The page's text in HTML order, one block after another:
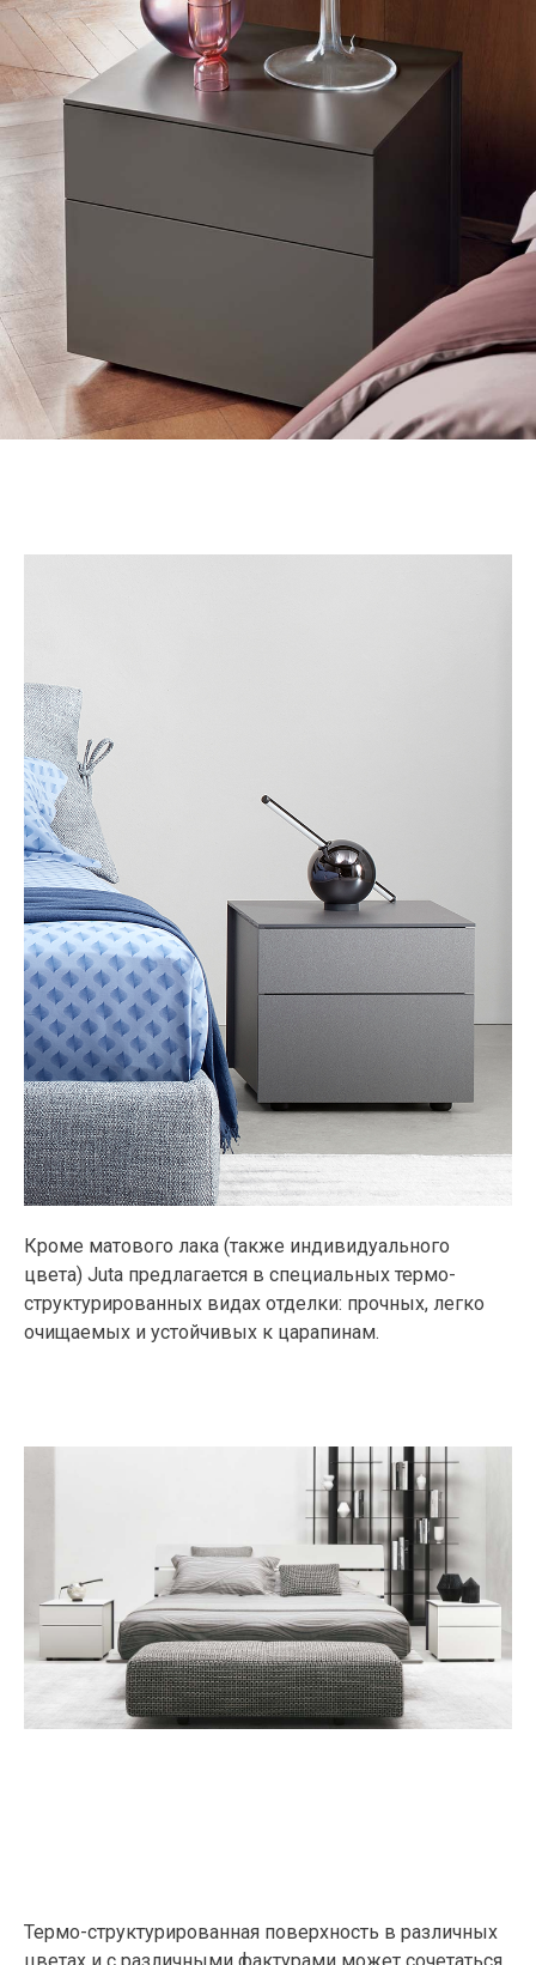
Кроме матового лака (также индивидуального
цвета) Juta предлагается в специальных термо-
структурированных видах отделки: прочных, легко
очищаемых и устойчивых к царапинам.
Термо-структурированная поверхность в различных